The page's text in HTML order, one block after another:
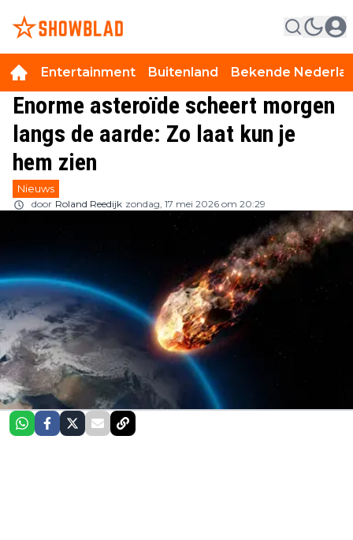
Entertainment Buitenland Bekende
Enorme asteroïde scheert morgen
langs de aarde: Zo laat kun je
hem zien
Nieuws
door Roland Reedijk zondag, 17 mei 2026 om 20:29